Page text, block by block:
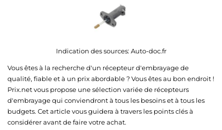
Indication des sources: Auto-doc.fr
Vous êtes à la recherche d'un récepteur d'embrayage de
qualité, fiable et à un prix abordable ? Vous êtes au bon endroit !
Prix.net vous propose une sélection variée de récepteurs
d'embrayage qui conviendront à tous les besoins et à tous les
budgets. Cet article vous guidera à travers les points clés à
considérer avant de faire votre achat.